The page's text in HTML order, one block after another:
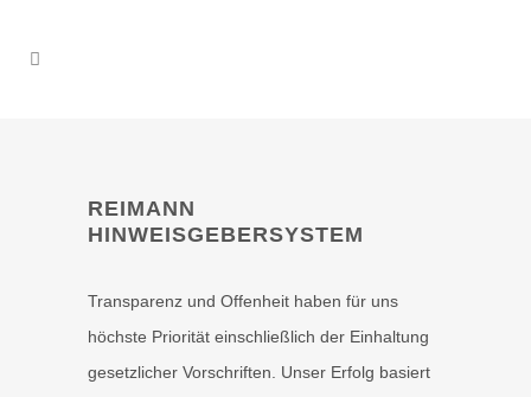
REIMANN
HINWEISGEBERSYSTEM
Transparenz und Offenheit haben für uns
höchste Priorität einschließlich der Einhaltung
gesetzlicher Vorschriften. Unser Erfolg basiert